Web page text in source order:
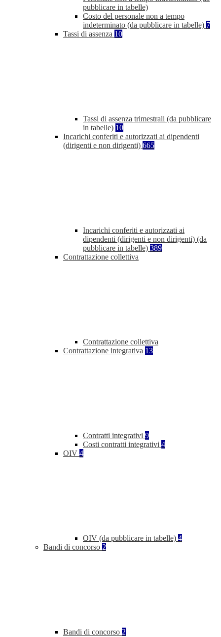
pubblicare in tabelle)
Costo del personale non a tempo
indeterminato (da pubblicare in tabelle) 7
Tassi di assenza 10
Tassi di assenza trimestrali (da pubblicare
in tabelle) 10
Incarichi conferiti e autorizzati ai dipendenti
(dirigenti e non dirigenti) 665
Incarichi conferiti e autorizzati ai
dipendenti (dirigenti e non dirigenti) (da
pubblicare in tabelle) 389
Contrattazione collettiva
Contrattazione collettiva
Contrattazione integrativa 13
Contratti integrativi 9
Costi contratti integrativi 4
OIV 4
OIV (da pubblicare in tabelle) 4
Bandi di concorso 2
Bandi di concorso 2